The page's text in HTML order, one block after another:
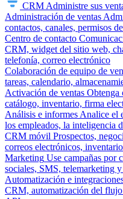
CRM Administre sus
Administración de ventas
contactos, canales, permisos
Centro de contacto
CRM, widget del sitio web,
telefonía, correo electrónico
Colaboración de equipo de
tareas, calendario,
Activación de ventas Obtenga
catálogo, inventario, firma
Análisis e informes Analice el
los empleados, la inteligencia
CRM móvil Prospectos,
correos electrónicos,
Marketing Use campañas por
sociales, SMS, telemarketing
Automatización e
CRM, automatización del